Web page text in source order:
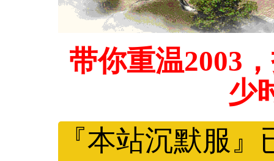
带你重温2003
少
『本站沉默服